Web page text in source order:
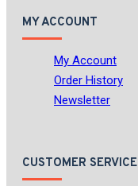
MY ACCOUNT
My Account
Order History
Newsletter
CUSTOMER SERVICE